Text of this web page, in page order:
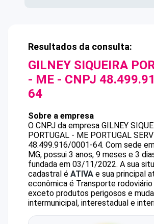
Resultados da consulta:
GILNEY SIQUEIRA
- ME - CNPJ
64
Sobre a empresa
O CNPJ da empresa GILNEY
PORTUGAL - ME PORTUGAL
48.499.916/0001-64. Com sede
MG, possui 3 anos, 9 meses e 3
fundada em 03/11/2022. A sua
cadastral é ATIVA e sua principal
econômica é Transporte rodoviário
exceto produtos perigosos e
intermunicipal, interestadual e